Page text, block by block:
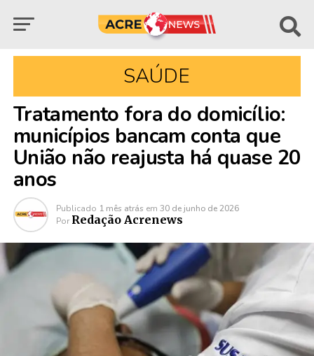
SAÚDE
Tratamento fora do domicílio:
municípios bancam conta que
União não reajusta há quase 20
anos
Publicado 1 mês atrás em 30 de junho de 2026
Por Redação Acrenews